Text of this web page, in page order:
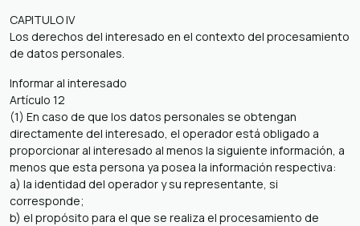
CAPITULO IV
Los derechos del interesado en el contexto del procesamiento
de datos personales.
Informar al interesado
Artículo 12
(1) En caso de que los datos personales se obtengan
directamente del interesado, el operador está obligado a
proporcionar al interesado al menos la siguiente información, a
menos que esta persona ya posea la información respectiva:
a) la identidad del operador y su representante, si
corresponde;
b) el propósito para el que se realiza el procesamiento de